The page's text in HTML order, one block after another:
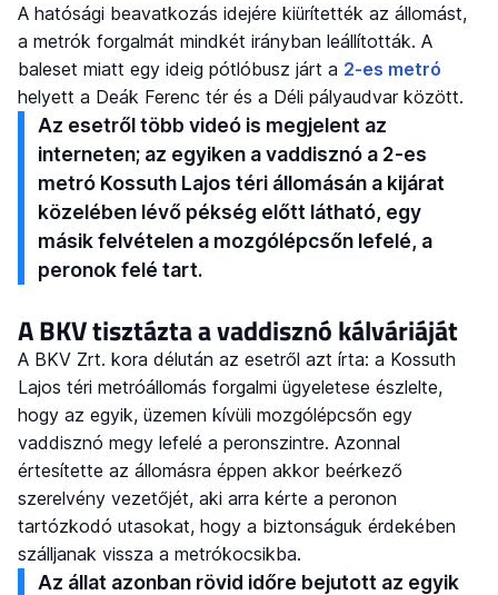
A hatósági beavatkozás idejére kiürítették az állomást,
a metrók forgalmát mindkét irányban leállították. A
baleset miatt egy ideig pótlóbusz járt a 2-es metró
helyett a Deák Ferenc tér és a Déli pályaudvar között.
Az esetről több videó is megjelent az
interneten; az egyiken a vaddisznó a 2-es
metró Kossuth Lajos téri állomásán a kijárat
közelében lévő pékség előtt látható, egy
másik felvételen a mozgólépcsőn lefelé, a
peronok felé tart.
A BKV tisztázta a vaddisznó kálváriáját
A BKV Zrt. kora délután az esetről azt írta: a Kossuth
Lajos téri metróállomás forgalmi ügyeletese észlelte,
hogy az egyik, üzemen kívüli mozgólépcsőn egy
vaddisznó megy lefelé a peronszintre. Azonnal
értesítette az állomásra éppen akkor beérkező
szerelvény vezetőjét, aki arra kérte a peronon
tartózkodó utasokat, hogy a biztonságuk érdekében
szálljanak vissza a metrókocsikba.
Az állat azonban rövid időre bejutott az egyik